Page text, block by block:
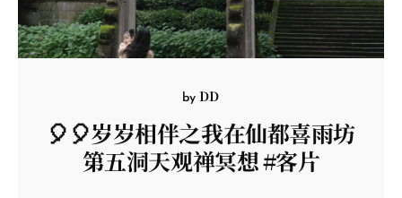
byDD
🎈🎈岁岁相伴之我在仙都喜雨坊
第五洞天观禅冥想 #客片